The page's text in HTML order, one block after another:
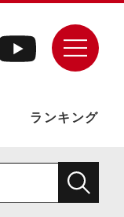
ランキング